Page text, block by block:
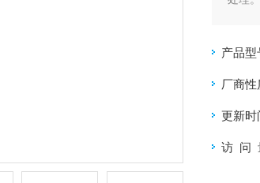
产品型
厂商性
更新时
访 问